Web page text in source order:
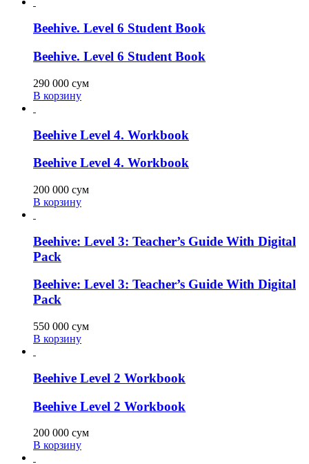
Beehive. Level 6 Student Book
Beehive. Level 6 Student Book
290 000 сум
В корзину
Beehive Level 4. Workbook
Beehive Level 4. Workbook
200 000 сум
В корзину
Beehive: Level 3: Teacher’s Guide With Digital
Pack
Beehive: Level 3: Teacher’s Guide With Digital
Pack
550 000 сум
В корзину
Beehive Level 2 Workbook
Beehive Level 2 Workbook
200 000 сум
В корзину